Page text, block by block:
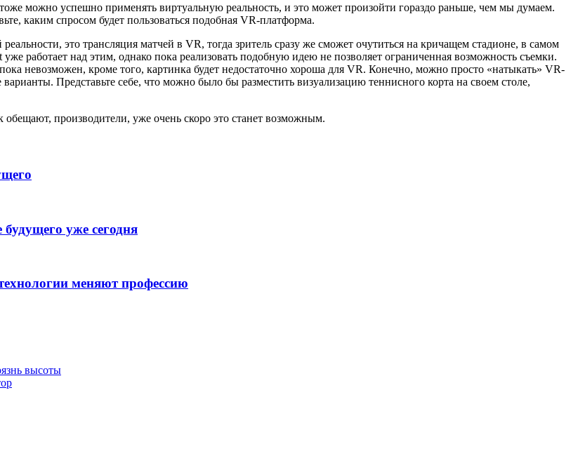
можно успешно применять виртуальную реальность, и это может произойти гораздо раньше, чем мы думаем.
каким спросом будет пользоваться подобная VR-платформа.
это трансляция матчей в VR, тогда зритель сразу же сможет очутиться на кричащем стадионе, в самом
работает над этим, однако пока реализовать подобную идею не позволяет ограниченная возможность съемки.
невозможен, кроме того, картинка будет недостаточно хороша для VR. Конечно, можно просто «натыкать» VR-
Представьте себе, что можно было бы разместить визуализацию теннисного корта на своем столе,
производители, уже очень скоро это станет возможным.
уже сегодня
меняют профессию
высоты